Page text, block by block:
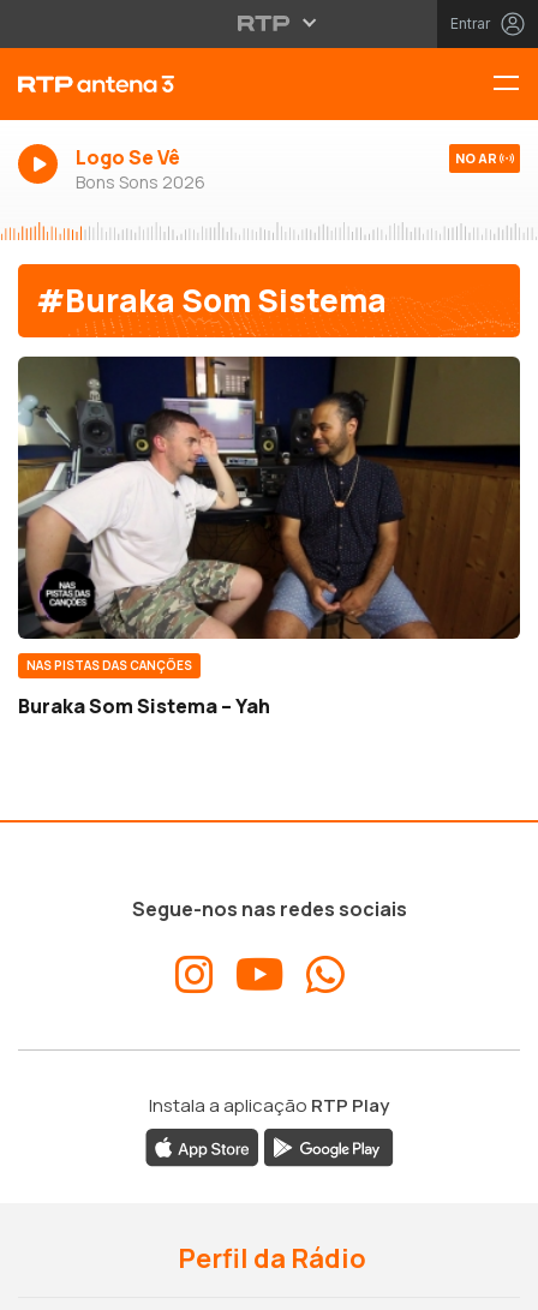
Entrar
Logo Se Vê
Bons Sons 2026
NO AR
#Buraka Som Sistema
NAS PISTAS DAS CANÇÕES
Buraka Som Sistema – Yah
Segue-nos nas redes sociais
Instala a aplicação RTP Play
Perfil da Rádio